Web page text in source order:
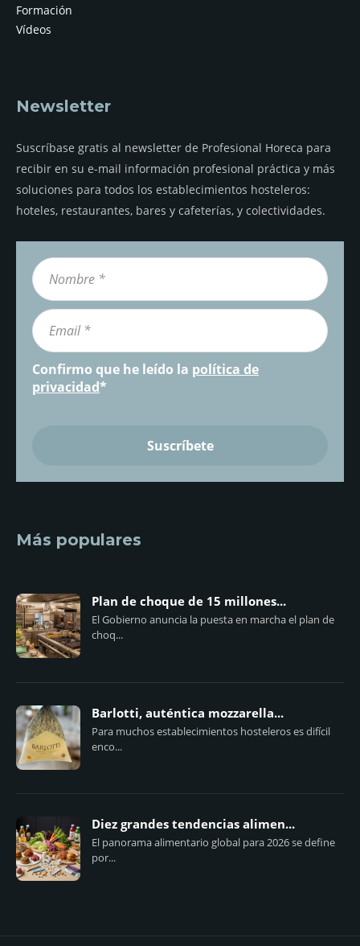
Formación
Vídeos
Newsletter
Suscríbase gratis al newsletter de Profesional Horeca para
recibir en su e-mail información profesional práctica y más
soluciones para todos los establecimientos hosteleros:
hoteles, restaurantes, bares y cafeterías, y colectividades.
Confirmo que he leído la política de
privacidad*
Más populares
Plan de choque de 15 millones...
El Gobierno anuncia la puesta en marcha el plan de
choq...
Barlotti, auténtica mozzarella...
Para muchos establecimientos hosteleros es difícil
enco...
Diez grandes tendencias alimen...
El panorama alimentario global para 2026 se define
por...